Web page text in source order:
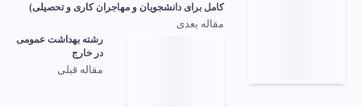
کامل برای دانشجویان و مهاجران کاری و تحصیلی)
مقاله بعدی
رشته بهداشت عمومی
در خارج
مقاله قبلی